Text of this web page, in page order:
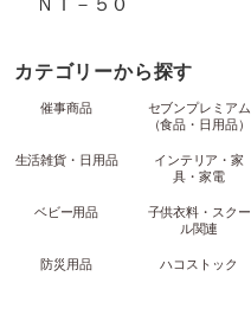
カテゴリーから探す
催事商品
セブンプレミアム
（食品・日用品）
生活雑貨・日用品
インテリア・家
具・家電
ベビー用品
子供衣料・スクー
ル関連
防災用品 ハコストック